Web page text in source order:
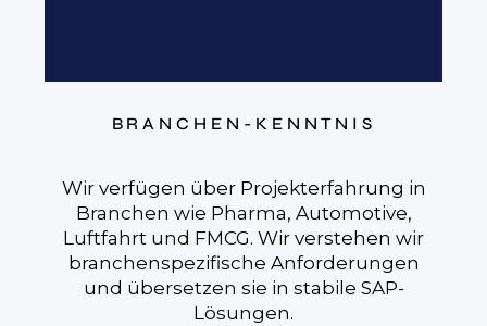
in
wir
SAP-
KLARHEIT &
Wir liefern keine
sondern Ursachenbehebung.
gibt es kein Bullshit, sondern
Pläne, strukturierte
und datengetriebene
echte Schwachstellen